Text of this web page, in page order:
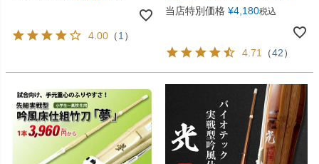
4.00 （1 ）
当店特別価格 ¥4,180税込
4.71 （42）